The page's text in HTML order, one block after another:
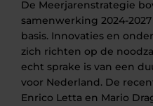
De Meerjarenstrategie
samenwerking 2024-
basis. Innovaties en
zich richten op de
echt sprake is van een
voor Nederland. De
Enrico Letta en Mario